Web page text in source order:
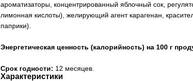
ароматизаторы, концентрированный яблочный сок,
лимонная кислоты), желирующий агент карагенан,
паприки).
Энергетическая ценность (калорийность) на 100 г
Срок годности: 12 месяцев.
Характеристики